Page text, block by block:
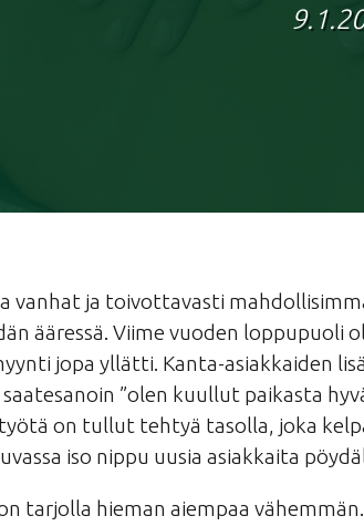
vanhat ja toivottavasti
ääressä. Viime vuoden
jopa yllätti. Kanta-asiakkaiden
”olen kuullut paikasta
on tullut tehtyä tasolla, joka
iso nippu uusia asiakkaita
tarjolla hieman aiempaa